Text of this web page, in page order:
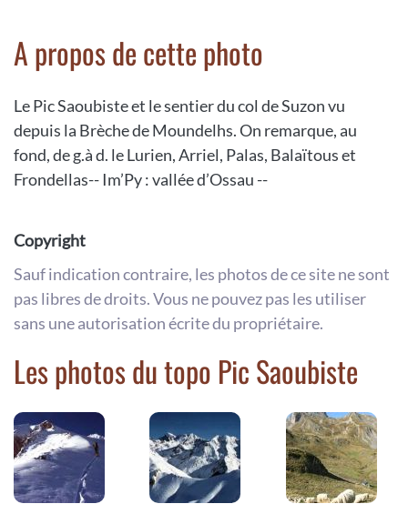
A propos de cette photo
Le Pic Saoubiste et le sentier du col de Suzon vu
depuis la Brèche de Moundelhs. On remarque, au
fond, de g.à d. le Lurien, Arriel, Palas, Balaïtous et
Frondellas-- Im’Py : vallée d’Ossau --
Copyright
Sauf indication contraire, les photos de ce site ne sont
pas libres de droits. Vous ne pouvez pas les utiliser
sans une autorisation écrite du propriétaire.
Les photos du topo Pic Saoubiste